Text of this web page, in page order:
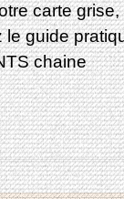
carte
le guide
chaine